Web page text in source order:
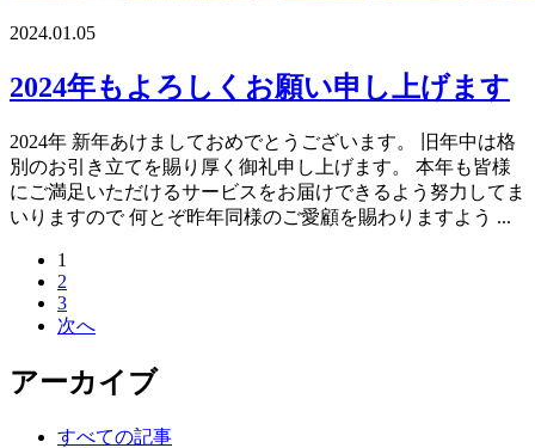
2024.01.05
2024年もよろしくお願い申し上げます
2024年 新年あけましておめでとうございます。 旧年中は格
別のお引き立てを賜り厚く御礼申し上げます。 本年も皆様
にご満足いただけるサービスをお届けできるよう努力してま
いりますので 何とぞ昨年同様のご愛顧を賜わりますよう ...
1
2
3
次へ
アーカイブ
すべての記事